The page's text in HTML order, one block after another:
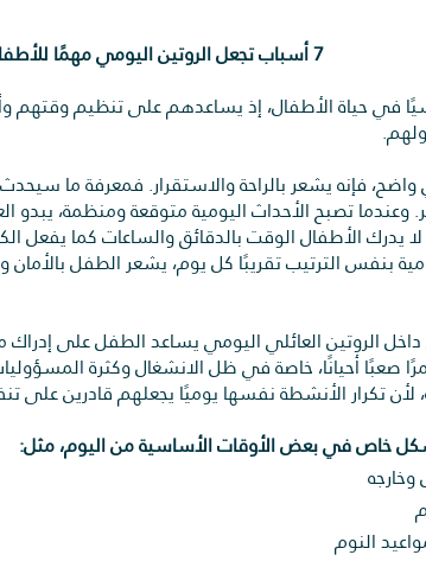
7 أسباب تجعل الروتين اليومي مهمًا للأطفال
في حياة الأطفال، إذ يساعدهم على تنظيم وقتهم
فإنه يشعر بالراحة والاستقرار. فمعرفة ما
وعندما تصبح الأحداث اليومية متوقعة ومنظمة، يبدو
يدرك الأطفال الوقت بالدقائق والساعات كما يفعل
بنفس الترتيب تقريبًا كل يوم، يشعر الطفل
الروتين العائلي اليومي يساعد الطفل على
صعبًا أحيانًا، خاصة في ظل الانشغال وكثرة
لأن تكرار الأنشطة نفسها يوميًا يجعلهم قادرين
خاص في بعض الأوقات الأساسية من اليوم، مثل:
النوم